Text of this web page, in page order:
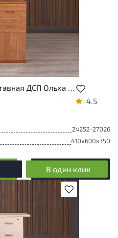
незначительные
не влияющие на
4.5
24252-27026
410x600x750
В один клик
В избранное
на стадии